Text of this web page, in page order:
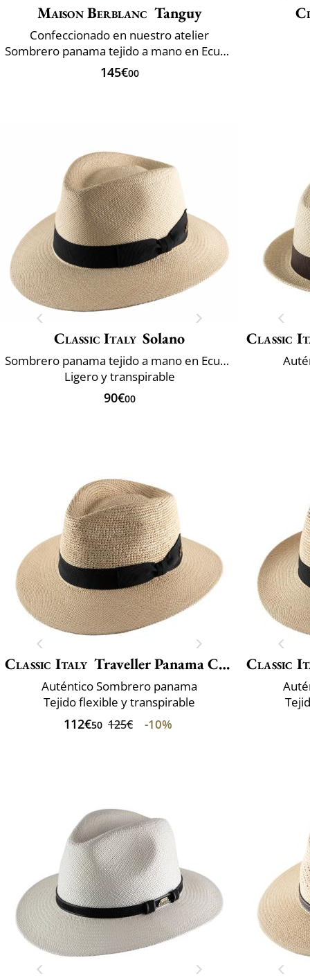
Maison Berblanc Tanguy
Confeccionado en nuestro atelier
Sombrero panama tejido a mano en Ecuador
145€00
Classic Italy Solano
Sombrero panama tejido a mano en Ecuador
Ligero y transpirable
90€00
Classic
Classic Italy Traveller Panama Crochet
Auténtico Sombrero panama
Tejido flexible y transpirable
112€50 125€ -10%
Classic